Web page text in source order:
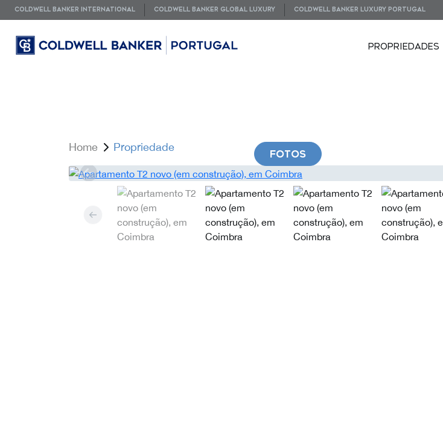
COLDWELL BANKER INTERNATIONAL COLDWELL BANKER GLOBAL LUXURY COLDWELL BANKER LUXURY PORTUGAL
PROPRIEDADES
Home Propriedade
FOTOS